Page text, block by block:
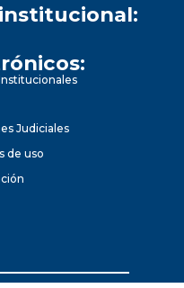
Judiciales
de uso